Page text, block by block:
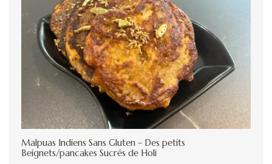
Malpuas Indiens Sans Gluten – Des petits
Beignets/pancakes Sucrés de Holi